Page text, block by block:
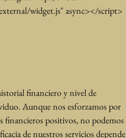
widget.js" async></script>
financiero y nivel de
Aunque nos esforzamos por
financieros positivos, no podemos
de nuestros servicios depende